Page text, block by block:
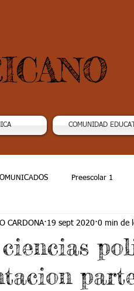
COMUNIDAD
Preescolar 1
4 Grado 5 Grado 6
Grado 10 Grado 11
CARDONA 19 sept 2020 0 min de